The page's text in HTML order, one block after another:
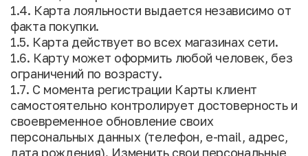
1.4. Карта лояльности выдается независимо от
факта покупки.
1.5. Карта действует во всех магазинах сети.
1.6. Карту может оформить любой человек, без
ограничений по возрасту.
1.7. С момента регистрации Карты клиент
самостоятельно контролирует достоверность и
своевременное обновление своих
персональных данных (телефон, e-mail, адрес,
дата рождения). Изменить свои персональные